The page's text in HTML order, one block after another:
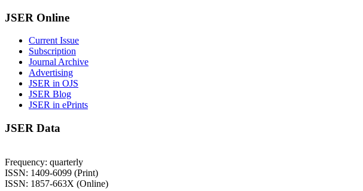
JSER Online
Current Issue
Subscription
Journal Archive
Advertising
JSER in OJS
JSER Blog
JSER in ePrints
JSER Data
Frequency: quarterly
ISSN: 1409-6099 (Print)
ISSN: 1857-663X (Online)